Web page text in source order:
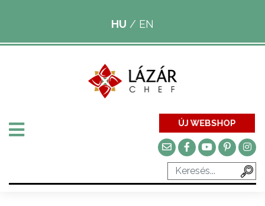
HU / EN
ÚJ WEBSHOP